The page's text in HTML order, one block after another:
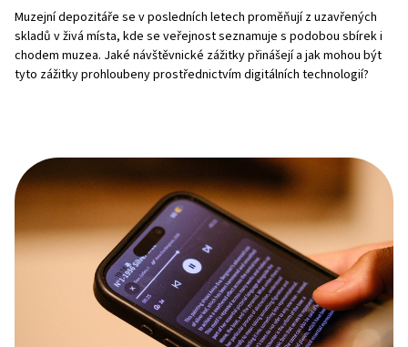
Muzejní depozitáře se v posledních letech proměňují z uzavřených
skladů v živá místa, kde se veřejnost seznamuje s podobou sbírek i
chodem muzea. Jaké návštěvnické zážitky přinášejí a jak mohou být
tyto zážitky prohloubeny prostřednictvím digitálních technologií?